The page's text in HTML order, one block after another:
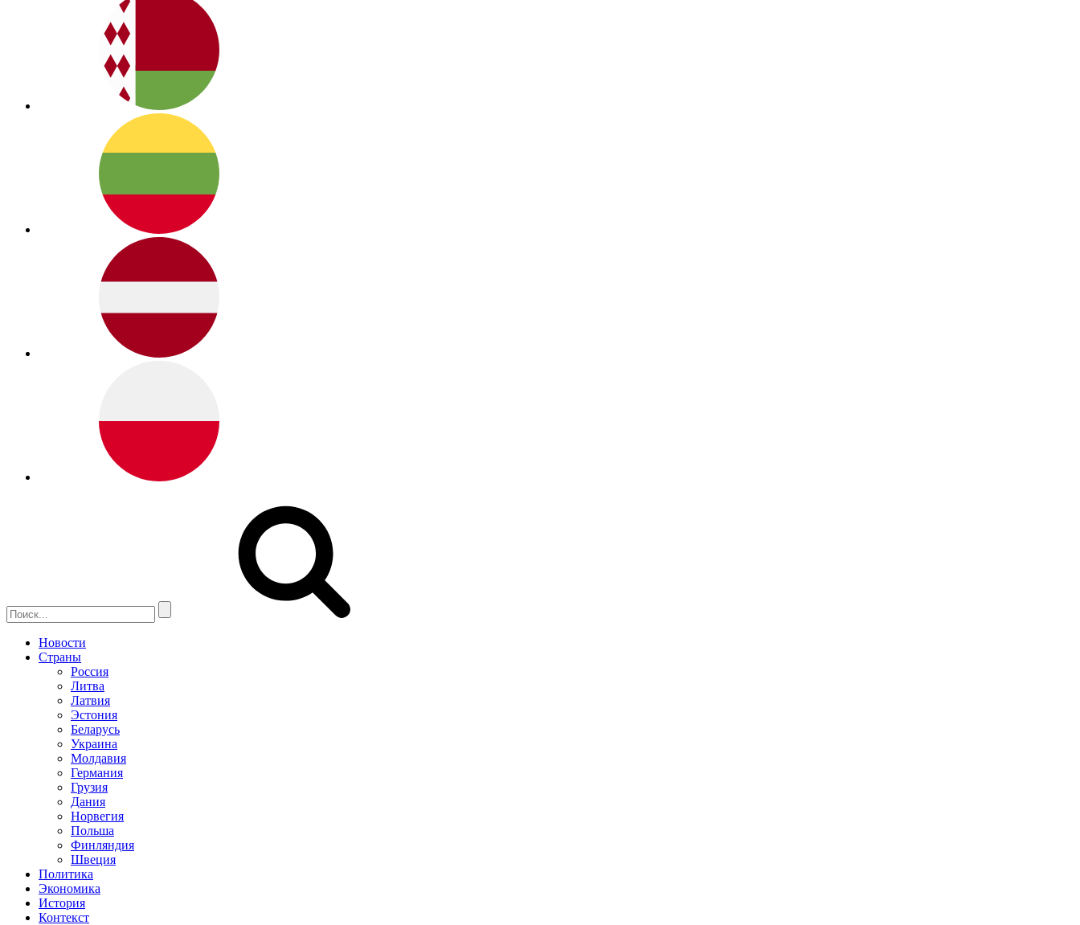
Новости
Страны
Россия
Литва
Латвия
Эстония
Беларусь
Украина
Молдавия
Германия
Грузия
Дания
Норвегия
Польша
Финляндия
Швеция
Политика
Экономика
История
Контекст